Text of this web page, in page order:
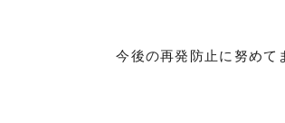
今後の再発防止に努めて